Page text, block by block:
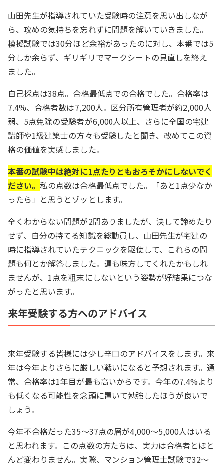
山田先生が指導されていた受験時の注意を思い出しなが
ら、攻めの気持ちを忘れずに問題を解いていきました。
模擬試験では30分ほど余裕があったのに対し、本番では5
分しか余らず、ギリギリでマークシートの見直しを終え
ました。
自己採点は38点。合格最低点での合格でした。合格率は
7.4%、合格者数は7,200人。区分所有管理者が約2,000人
弱、5点免除の受験者が6,000人以上、さらに全国の宅建
講師や1級建築士の方々も受験したと聞き、改めてこの資
格の価値を実感しました。
本番の試験中は絶対に1点たりともおろそかにしないでく
ださい。私の点数は合格最低点でした。「あと1点少なか
ったら」と思うとゾッとします。
全くわからない問題が2問ありましたが、決して諦めたり
せず、自分の持てる知識を総動員し、山田先生が宅建の
時に指導されていたテクニックを駆使して、これらの問
題も何とか解答しました。運も味方してくれたかもしれ
ませんが、1点を粗末にしないという姿勢が好結果につな
がったと思います。
来年受験する方へのアドバイス
来年受験する皆様には少し辛口のアドバイスをします。来
年は今年よりさらに厳しい戦いになると予想されます。通
常、合格率は1年目が最も高いからです。今年の7.4%より
も低くなる可能性を念頭に置いて勉強したほうが良いで
しょう。
今年不合格だった35～37点の層が4,000～5,000人はいる
と思われます。この点数の方たちは、実力は合格者とほと
んど変わりません。実際、マンション管理士試験で32～